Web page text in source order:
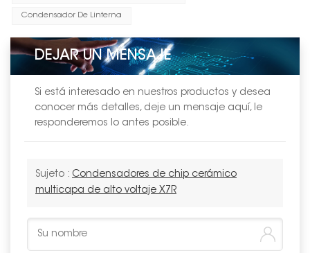
Condensador De Linterna
DEJAR UN MENSAJE
Si está interesado en nuestros productos y desea
conocer más detalles, deje un mensaje aquí, le
responderemos lo antes posible.
Sujeto : Condensadores de chip cerámico
multicapa de alto voltaje X7R